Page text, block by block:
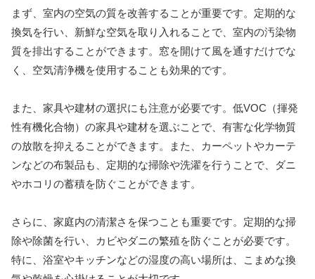
まず、室内の空気の質を改善することが重要です。定期的な
換気を行い、新鮮な空気を取り入れることで、室内の汚染物
質を排出することができます。窓を開けて風を通すだけでな
く、空気清浄機を使用することも効果的です。
また、家具や建材の選択にも注意が必要です。低VOC（揮発
性有機化合物）の家具や建材を選ぶことで、有害な化学物質
の放散を抑えることができます。また、カーペットやカーテ
ンなどの布製品も、定期的な掃除や洗濯を行うことで、ダニ
やホコリの蓄積を防ぐことができます。
さらに、家庭内の清潔さを保つことも重要です。定期的な掃
除や除菌を行い、カビやダニの繁殖を防ぐことが必要です。
特に、浴室やキッチンなどの湿度の高い場所は、こまめな換